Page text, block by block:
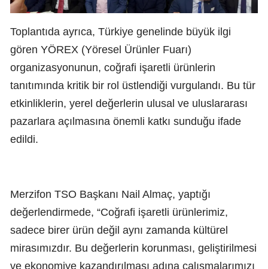
Toplantıda ayrıca, Türkiye genelinde büyük ilgi
gören YÖREX (Yöresel Ürünler Fuarı)
organizasyonunun, coğrafi işaretli ürünlerin
tanıtımında kritik bir rol üstlendiği vurgulandı. Bu tür
etkinliklerin, yerel değerlerin ulusal ve uluslararası
pazarlara açılmasına önemli katkı sunduğu ifade
edildi.
Merzifon TSO Başkanı Nail Almaç, yaptığı
değerlendirmede, “Coğrafi işaretli ürünlerimiz,
sadece birer ürün değil aynı zamanda kültürel
mirasımızdır. Bu değerlerin korunması, geliştirilmesi
ve ekonomiye kazandırılması adına çalışmalarımızı